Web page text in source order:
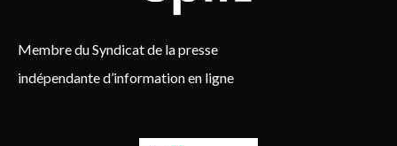
Membre du Syndicat de la presse
indépendante d’information en ligne